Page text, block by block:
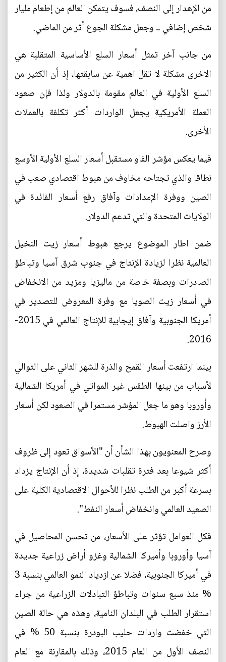
من الإهدار إلى النصف، فسوف يتمكن العالم من إطعام مليار
شخص إضافي ــ وجعل مشكلة الجوع أثر من الماضي.
من جانب آخر تمثل أسعار السلع الأساسية المتقلبة هي
الاخرى مشكلة لا تقل اهمية عن سابقتها، إذ أن الكثير من
السلع الأولية في العالم مقومة بالدولار ولذا فإن صعود
العملة الأمريكية يجعل الواردات أكثر تكلفة بالعملات
الأخرى.
فيما يعكس مؤشر الفاو مستقبل أسعار السلع الأولية الأوسع
نطاقا والذي تجتاحه مخاوف من هبوط اقتصادي صعب في
الصين ووفرة الإمدادات وآفاق رفع أسعار الفائدة في
الولايات المتحدة والتي تدعم الدولار.
ضمن اطار الموضوع يرجع هبوط أسعار زيت النخيل
العالمية نظرا لزيادة الإنتاج في جنوب شرق آسيا وتباطؤ
الصادرات وبصفة خاصة من ماليزيا ومزيد من الانخفاض
في أسعار زيت الصويا مع وفرة المعروض للتصدير في
أمريكا الجنوبية وآفاق إيجابية للإنتاج العالمي في 2015-
2016.
بينما ارتفعت أسعار القمح والذرة للشهر الثاني على التوالي
لأسباب من بينها الطقس غير المواتي في أمريكا الشمالية
وأوروبا وهو ما جعل المؤشر مستمرا في الصعود لكن أسعار
الأرز واصلت الهبوط.
وصرح المعنويون بهذا الشأن أن "الأسواق تعود إلى ظروف
أكثر شيوعا بعد فترة تقلبات شديدة، إذ أن الإنتاج يزداد
بسرعة أكبر من الطلب نظرا للأحوال الاقتصادية الكلية على
الصعيد العالمي وانخفاض أسعار النفط".
فكل العوامل تؤثر على الأسعار، من تحسن المحاصيل في
آسيا وأوروبا وأميركا الشمالية وغزو أراض زراعية جديدة
في أميركا الجنوبية، فضلا عن ازدياد النمو العالمي بنسبة 3
% منذ سبع سنوات وتباطؤ التبادلات الزراعية من جراء
استقرار الطلب في البلدان النامية، وهذه هي حالة الصين
التي خفضت واردات حليب البودرة بنسبة 50 % في
النصف الأول من العام 2015، وذلك بالمقارنة مع العام